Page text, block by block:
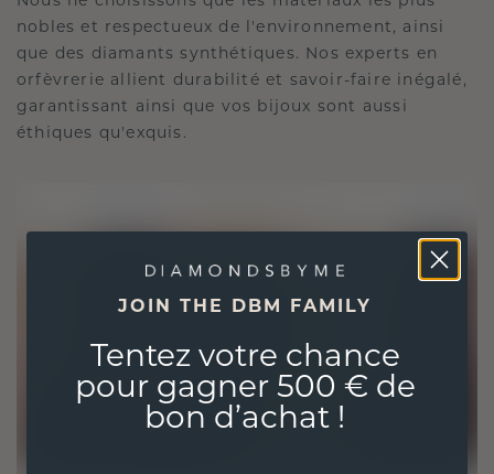
nobles et respectueux de l'environnement, ainsi
que des diamants synthétiques. Nos experts en
orfèvrerie allient durabilité et savoir-faire inégalé,
garantissant ainsi que vos bijoux sont aussi
éthiques qu'exquis.
JOIN THE DBM FAMILY
Tentez votre chance
pour gagner 500 € de
bon d’achat !